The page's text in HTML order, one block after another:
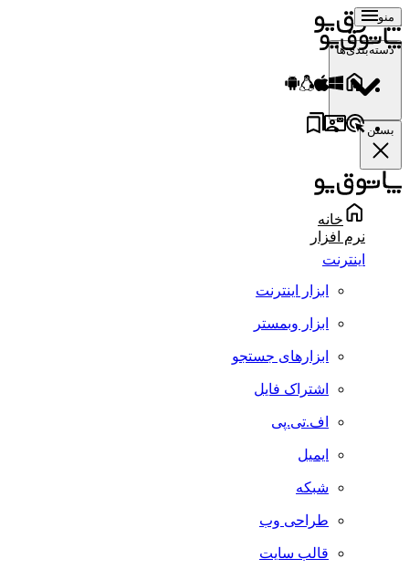
منو
دسته‌بندی‌ها
بستن
خانه
نرم افزار
اینترنت
ابزار اینترنت
ابزار وبمستر
ابزارهای جستجو
اشتراک فایل
اف.تی.پی
ایمیل
شبکه
طراحی وب
قالب سایت